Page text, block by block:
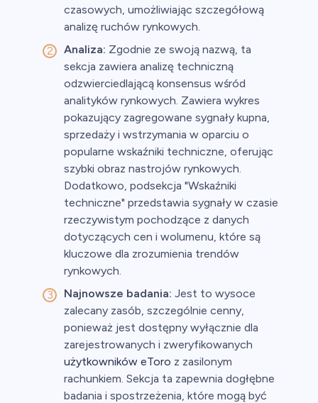
czasowych, umożliwiając szczegółową
analizę ruchów rynkowych.
Analiza: Zgodnie ze swoją nazwą, ta
sekcja zawiera analizę techniczną
odzwierciedlającą konsensus wśród
analityków rynkowych. Zawiera wykres
pokazujący zagregowane sygnały kupna,
sprzedaży i wstrzymania w oparciu o
popularne wskaźniki techniczne, oferując
szybki obraz nastrojów rynkowych.
Dodatkowo, podsekcja "Wskaźniki
techniczne" przedstawia sygnały w czasie
rzeczywistym pochodzące z danych
dotyczących cen i wolumenu, które są
kluczowe dla zrozumienia trendów
rynkowych.
Najnowsze badania: Jest to wysoce
zalecany zasób, szczególnie cenny,
ponieważ jest dostępny wyłącznie dla
zarejestrowanych i zweryfikowanych
użytkowników eToro z zasilonym
rachunkiem. Sekcja ta zapewnia dogłębne
badania i spostrzeżenia, które mogą być